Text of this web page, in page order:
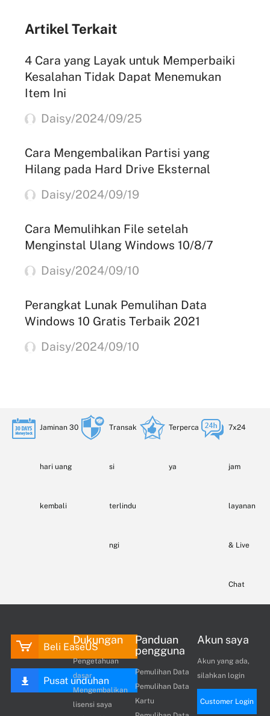
Artikel Terkait
4 Cara yang Layak untuk Memperbaiki
Kesalahan Tidak Dapat Menemukan
Item Ini
Daisy/2024/09/25
Cara Mengembalikan Partisi yang
Hilang pada Hard Drive Eksternal
Daisy/2024/09/19
Cara Memulihkan File setelah
Menginstal Ulang Windows 10/8/7
Daisy/2024/09/10
Perangkat Lunak Pemulihan Data
Windows 10 Gratis Terbaik 2021
Daisy/2024/09/10
Jaminan 30
hari uang
kembali
Transak
si
terlindu
ngi
Terperca
ya
7x24
jam
layanan
& Live
Chat
Beli EaseUS
Pusat unduhan
Dukungan
Pengetahuan
dasar
Mengembalikan
lisensi saya
Panduan
pengguna
Pemulihan Data
Pemulihan Data
Kartu
Akun saya
Akun yang ada,
silahkan login
Customer Login